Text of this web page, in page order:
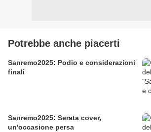
Potrebbe anche piacerti
Sanremo2025: Podio e considerazioni
finali
Sanremo2025: Serata cover,
un'occasione persa